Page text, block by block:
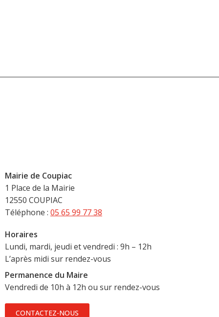
Mairie de Coupiac
1 Place de la Mairie
12550 COUPIAC
Téléphone : 05 65 99 77 38
Horaires
Lundi, mardi, jeudi et vendredi : 9h – 12h
L’après midi sur rendez-vous
Permanence du Maire
Vendredi de 10h à 12h ou sur rendez-vous
CONTACTEZ-NOUS